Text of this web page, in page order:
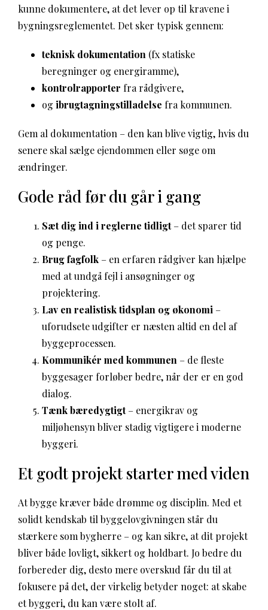
kunne dokumentere, at det lever op til kravene i
bygningsreglementet. Det sker typisk gennem:
teknisk dokumentation (fx statiske
beregninger og energiramme),
kontrolrapporter fra rådgivere,
og ibrugtagningstilladelse fra kommunen.
Gem al dokumentation – den kan blive vigtig, hvis du
senere skal sælge ejendommen eller søge om
ændringer.
Gode råd før du går i gang
Sæt dig ind i reglerne tidligt– det sparer tid
og penge.
Brug fagfolk – en erfaren rådgiver kan hjælpe
med at undgå fejl i ansøgninger og
projektering.
Lav en realistisk tidsplan og økonomi –
uforudsete udgifter er næsten altid en del af
byggeprocessen.
Kommunikér med kommunen – de fleste
byggesager forløber bedre, når der er en god
dialog.
Tænk bæredygtigt– energikrav og
miljøhensyn bliver stadig vigtigere i moderne
byggeri.
Et godt projekt starter med viden
At bygge kræver både drømme og disciplin. Med et
solidt kendskab til byggelovgivningen står du
stærkere som bygherre – og kan sikre, at dit projekt
bliver både lovligt, sikkert og holdbart. Jo bedre du
forbereder dig, desto mere overskud får du til at
fokusere på det, der virkelig betyder noget: at skabe
et byggeri, du kan være stolt af.